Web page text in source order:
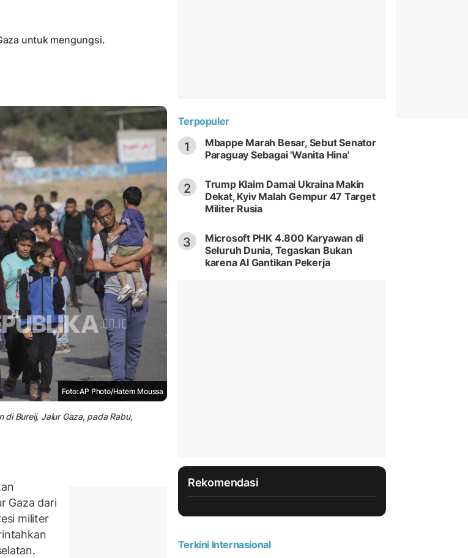
untuk mengungsi.
Foto: AP Photo/Hatem Moussa
di Bureij, Jalur Gaza, pada Rabu,
Gaza dari
militer
Terpopuler
1
Mbappe Marah Besar, Sebut Senator
Paraguay Sebagai 'Wanita Hina'
2
Trump Klaim Damai Ukraina Makin
Dekat, Kyiv Malah Gempur 47 Target
Militer Rusia
3
Microsoft PHK 4.800 Karyawan di
Seluruh Dunia, Tegaskan Bukan
karena AI Gantikan Pekerja
Rekomendasi
Terkini Internasional